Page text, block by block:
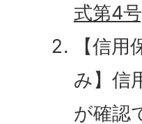
式第4
【信
み】信
が確認